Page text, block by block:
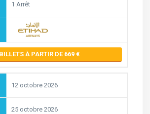
1 Arrêt
BILLETS À PARTIR DE 669
12 octobre 2026
25 octobre 2026